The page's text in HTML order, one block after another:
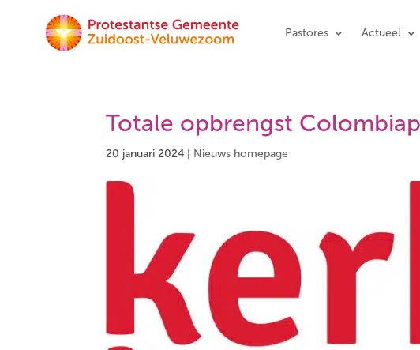
Pastores Actueel
Totale opbrengst
20 januari 2024 Nieuws homepage